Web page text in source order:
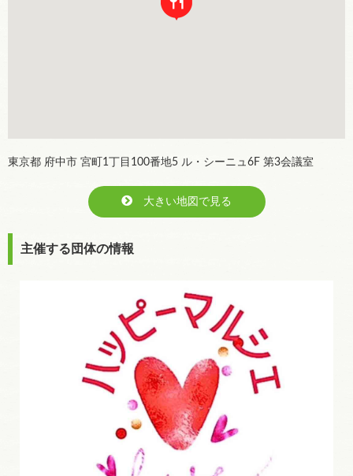
東京都 府中市 宮町1丁目100番地5 ル・シーニュ6F 第3会議室
大きい地図で見る
主催する団体の情報